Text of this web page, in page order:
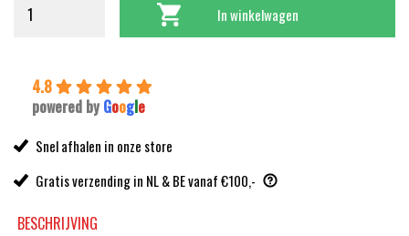
In winkelwagen
4.8
powered by Google
Snel afhalen in onze store
Gratis verzending in NL & BE vanaf €100,-
BESCHRIJVING